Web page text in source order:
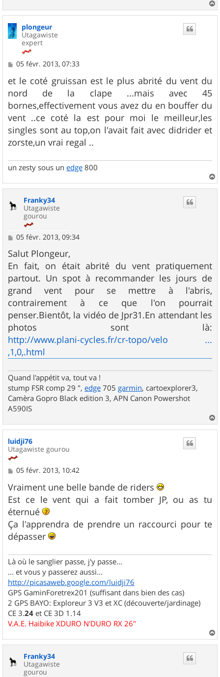
a
plongeur
Utagawiste
expert
M
s
s
a
g
e
05 févr. 2013, 07:33
et le coté gruissan est le plus abrité du vent du
nord de la clape ...mais avec 45
bornes,effectivement vous avez du en bouffer du
vent ..ce coté la est pour moi le meilleur,les
singles sont au top,on l'avait fait avec didrider et
zorste,un vrai regal ..
un zesty sous un edge 800
a
Franky34
Utagawiste
gourou
M
s
s
a
g
e
05 févr. 2013, 09:34
Salut Plongeur,
En fait, on était abrité du vent pratiquement
partout. Un spot à recommander les jours de
grand vent pour se mettre à l'abris,
contrairement à ce que l'on pourrait
penser.Bientôt, la vidéo de Jpr31.En attendant les
photos sont là:
http://www.plani-cycles.fr/cr-topo/velo ...
,1,0,.html
Quand l'appétit va, tout va !
stump FSR comp 29 ", edge 705 garmin, cartoexplorer3,
Camèra Gopro Black edition 3, APN Canon Powershot
A590IS
a
luidji76
Utagawiste gourou
M
s
s
a
g
e
05 févr. 2013, 10:42
Vraiment une belle bande de riders
Est ce le vent qui a fait tomber JP, ou as tu
éternué
Ça l'apprendra de prendre un raccourci pour te
dépasser
Là où le sanglier passe, j'y passe...
... et vous y passerez aussi...
http://picasaweb.google.com/luidji76
GPS GaminForetrex201 (suffisant dans bien des cas)
2 GPS BAYO: Exploreur 3 V3 et XC (découverte/jardinage)
CE 3.24 et CE 3D 1.14
V.A.E. Haibike XDURO N'DURO RX 26"
a
Franky34
Utagawiste
gourou